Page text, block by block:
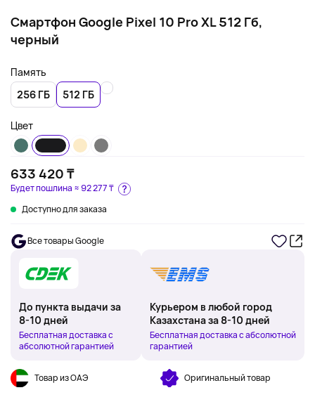
Смартфон Google Pixel 10 Pro XL 512 Гб,
черный
Память
256 ГБ
512 ГБ
Цвет
633 420 ₸
Доступно для заказа
Будет пошлина ≈ 92 277 ₸
Все товары Google
До пункта выдачи за
8-10 дней
Бесплатная доставка с
абсолютной гарантией
Курьером в любой город
Казахстана за 8-10 дней
Бесплатная доставка с абсолютной
гарантией
Товар из ОАЭ Оригинальный товар